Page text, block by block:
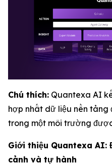
Chú thích: Quantexa AI
hợp nhất dữ liệu nền tảng
trong một môi trường
Giới thiệu Quantexa AI:
cảnh và tự hành